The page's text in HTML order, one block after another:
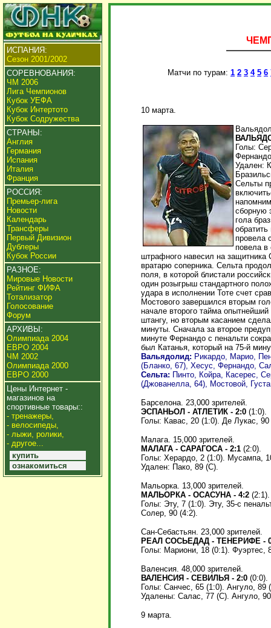
ИСПАНИЯ:
Сезон 2001/2002
СОРЕВНОВАНИЯ:
ЧМ 2006
Лига Чемпионов
Кубок УЕФА
Кубок Интертото
Кубок Содружества
СТРАНЫ:
Англия
Германия
Испания
Италия
Франция
РОССИЯ:
Премьер-лига
Новости
Календарь
Трансферы
Первый Дивизион
Дублеры
Кубок России
РАЗНОЕ:
Мировые Новости
Рейтинг ФИФА
Тотализатор
Голосование
Форум
АРХИВЫ:
Олимпиада 2004
ЕВРО 2004
ЧМ 2002
Олимпиада 2000
ЕВРО 2000
Цены Интернет -
магазинов на
спортивные товары::
- тренажеры,
- велосипеды,
- лыжи, ролики,
- другое...
купить
ознакомиться
Матчи по турам: 1 2 3 4 5 6
10 марта.
Голы:
Удален:
Сельты
сборную
гола
провела
повела в
штрафного навесил на защитника
вратарю соперника. Сельта
поля, в которой блистали
один розыгрыш стандартного
удара в исполнении Тоте счет
Мостового завершился вторым
начале второго тайма
штангу, но вторым касанием
минуты. Сначала за второе
минуте Фернандо с пенальти
был Катанья, который на 75-й
Вальядолид: Рикардо, Марио,
(Бланко, 67), Хесус, Фернандо,
Сельта: Пинто, Койра, Касерес,
(Джованелла, 64), Мостовой,
Барселона. 23,000 зрителей.
ЭСПАНЬОЛ - АТЛЕТИК - 2:0 (1:0).
Голы: Кавас, 20 (1:0). Де Лукас, 90
Малага. 15,000 зрителей.
МАЛАГА - САРАГОСА - 2:1 (2:0).
Голы: Херардо, 2 (1:0). Мусампа,
Удален: Пако, 89 (С).
Мальорка. 13,000 зрителей.
МАЛЬОРКА - ОСАСУНА - 4:2 (2:1).
Голы: Эту, 7 (1:0). Эту, 35-с
Солер, 90 (4:2).
Сан-Себастьян. 23,000 зрителей.
РЕАЛ СОСЬЕДАД - ТЕНЕРИФЕ -
Голы: Мариони, 18 (0:1). Фуэртес,
Валенсия. 48,000 зрителей.
ВАЛЕНСИЯ - СЕВИЛЬЯ - 2:0 (0:0).
Голы: Санчес, 65 (1:0). Ангуло, 89
Удалены: Салас, 77 (С). Ангуло,
9 марта.